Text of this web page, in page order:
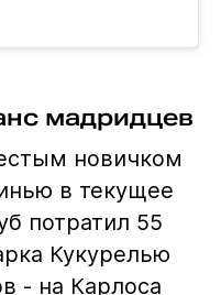
мадридцев
новичком
в текущее
потратил 55
Кукурелью
- на Карлоса